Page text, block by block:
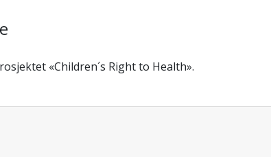
«Children´s Right to Health».